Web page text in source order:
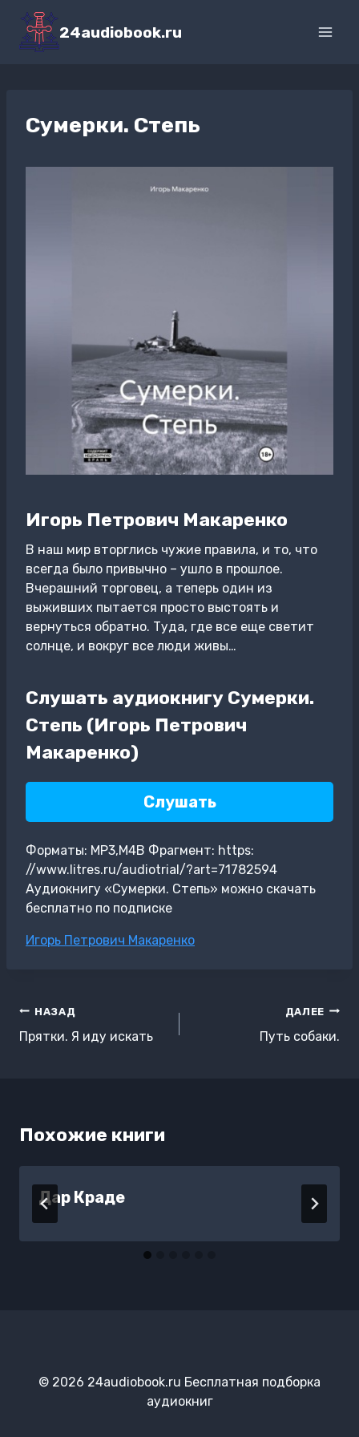
Перейти
содержимому
24audiobook.ru
Сумерки. Степь
Игорь Петрович Макаренко
В наш мир вторглись чужие правила, и то, что
всегда было привычно – ушло в прошлое.
Вчерашний торговец, а теперь один из
выживших пытается просто выстоять и
вернуться обратно. Туда, где все еще светит
солнце, и вокруг все люди живы…
Слушать аудиокнигу Сумерки.
Степь (Игорь Петрович
Макаренко)
Слушать
Форматы: MP3,M4B Фрагмент: https:
//www.litres.ru/audiotrial/?art=71782594
Аудиокнигу «Сумерки. Степь» можно скачать
бесплатно по подписке
Метки
Игорь Петрович Макаренко
Навигация
по
НАЗАД
Прятки. Я иду искать
ДАЛЕЕ
Путь собаки.
Похожие книги
Дар Краде
© 2026 24audiobook.ru Бесплатная подборка
аудиокниг